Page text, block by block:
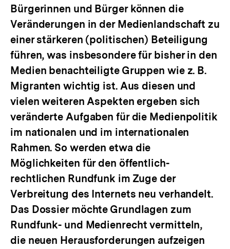
Bürgerinnen und Bürger können die
Veränderungen in der Medienlandschaft zu
einer stärkeren (politischen) Beteiligung
führen, was insbesondere für bisher in den
Medien benachteiligte Gruppen wie z. B.
Migranten wichtig ist. Aus diesen und
vielen weiteren Aspekten ergeben sich
veränderte Aufgaben für die Medienpolitik
im nationalen und im internationalen
Rahmen. So werden etwa die
Möglichkeiten für den öffentlich-
rechtlichen Rundfunk im Zuge der
Verbreitung des Internets neu verhandelt.
Das Dossier möchte Grundlagen zum
Rundfunk- und Medienrecht vermitteln,
die neuen Herausforderungen aufzeigen